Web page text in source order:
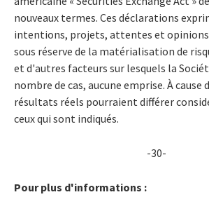
nouveaux termes. Ces déclarations
intentions, projets, attentes et opinions
sous réserve de la matérialisation de
et d'autres facteurs sur lesquels la
nombre de cas, aucune emprise. À cause
résultats réels pourraient différer
ceux qui sont indiqués.
-30-
Pour plus d'informations :